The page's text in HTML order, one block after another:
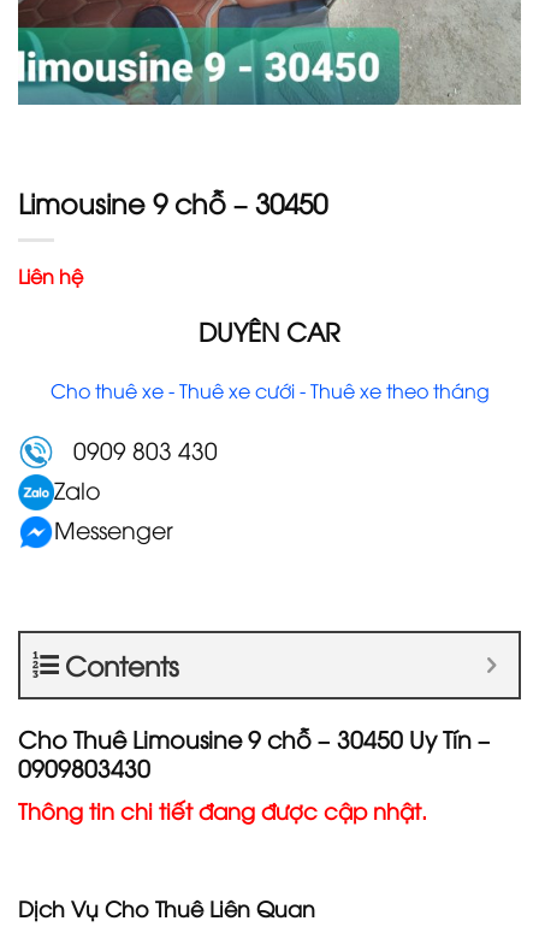
Limousine 9 chỗ – 30450
Liên hệ
DUYÊN CAR
Cho thuê xe - Thuê xe cưới - Thuê xe theo tháng
0909 803 430
Zalo
Messenger
Contents
Cho Thuê Limousine 9 chỗ – 30450 Uy Tín –
0909803430
Thông tin chi tiết đang được cập nhật.
Dịch Vụ Cho Thuê Liên Quan